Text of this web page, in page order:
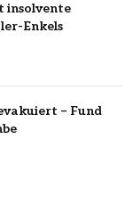
insolvente
Enkels
– Fund